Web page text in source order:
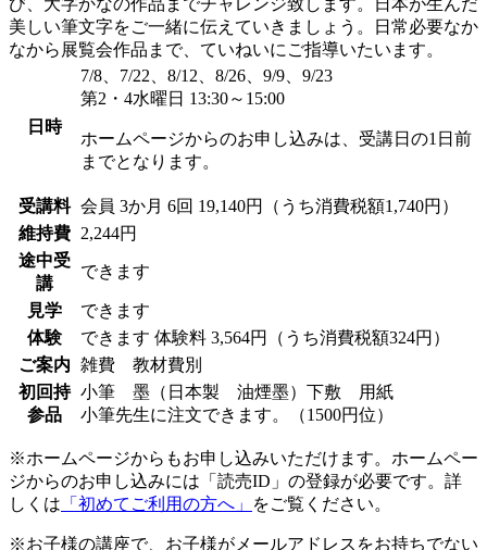
美しい筆文字をご一緒に伝えていきましょう。日常必要なか
なから展覧会作品まで、ていねいにご指導いたいます。
日時
7/8、7/22、8/12、8/26、9/9、9/23
第2・4水曜日 13:30～15:00
ホームページからのお申し込みは、受講日の1日前
までとなります。
受講料 会員 3か月 6回 19,140円（うち消費税額1,740円）
維持費
2,244円
途中受
講
できます
見学
できます
体験
できます 体験料 3,564円（うち消費税額324円）
ご案内 雑費 教材費別
初回持
参品
小筆 墨（日本製 油煙墨）下敷 用紙
小筆先生に注文できます。（1500円位）
※ホームページからもお申し込みいただけます。ホームペー
ジからのお申し込みには「読売ID」の登録が必要です。詳
しくは 「初めてご利用の方へ」 をご覧ください。
※お子様の講座で、お子様がメールアドレスをお持ちでない